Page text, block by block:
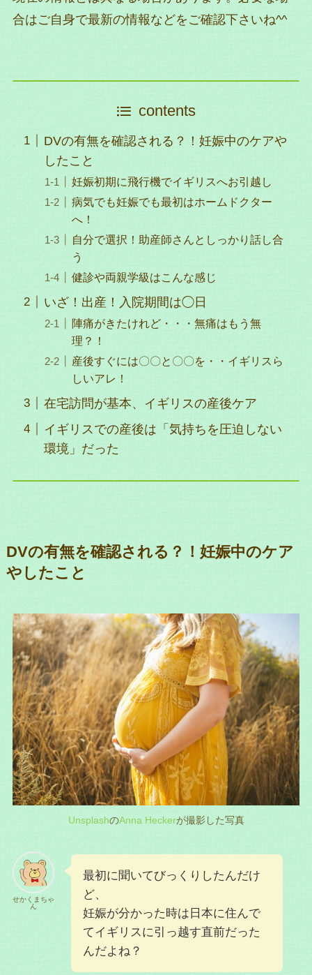
合はご自身で最新の情報などをご確認下さいね^^
contents
DVの有無を確認される？！妊娠中のケアや
したこと
妊娠初期に飛行機でイギリスへお引越し
病気でも妊娠でも最初はホームドクター
へ！
自分で選択！助産師さんとしっかり話し合
う
健診や両親学級はこんな感じ
いざ！出産！入院期間は◯日
陣痛がきたけれど・・・無痛はもう無
理？！
産後すぐには〇〇と〇〇を・・イギリスら
しいアレ！
在宅訪問が基本、イギリスの産後ケア
イギリスでの産後は「気持ちを圧迫しない
環境」だった
DVの有無を確認される？！妊娠中のケア
やしたこと
UnsplashのAnna Heckerが撮影した写真
せかくまちゃ
ん
最初に聞いてびっくりしたんだけ
ど、
妊娠が分かった時は日本に住んで
てイギリスに引っ越す直前だった
んだよね？